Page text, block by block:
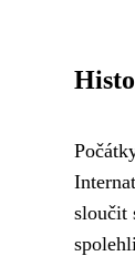
sloučit